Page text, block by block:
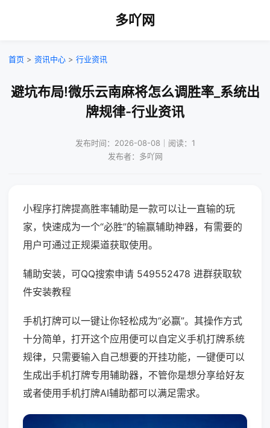
多吖网
首页 > 资讯中心 > 行业资讯
避坑布局!微乐云南麻将怎么调胜率_系统出
牌规律-行业资讯
发布时间：2026-08-08｜阅读：1
发布者：多吖网
小程序打牌提高胜率辅助是一款可以让一直输的玩
家，快速成为一个“必胜”的输赢辅助神器，有需要的
用户可通过正规渠道获取使用。
辅助安装，可QQ搜索申请 549552478 进群获取软
件安装教程
手机打牌可以一键让你轻松成为“必赢”。其操作方式
十分简单，打开这个应用便可以自定义手机打牌系统
规律，只需要输入自己想要的开挂功能，一键便可以
生成出手机打牌专用辅助器，不管你是想分享给好友
或者使用手机打牌AI辅助都可以满足需求。